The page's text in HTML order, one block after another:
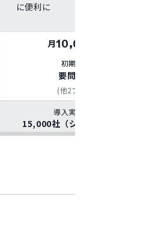
に便利に
月10,000
初期費用
要問合せ
(他2プラン)
導入実績社数
15,000社（シリーズ累計）